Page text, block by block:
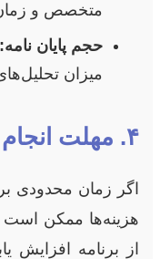
متخصص و
حجم پایان نامه:
میزان
۴. مهلت انجام (زمان‌بندی)
اگر زمان محدودی
هزینه‌ها ممکن است
از برنامه افزایش